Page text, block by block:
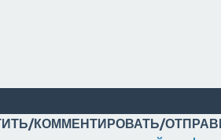
КОММЕНТИРОВАТЬ/